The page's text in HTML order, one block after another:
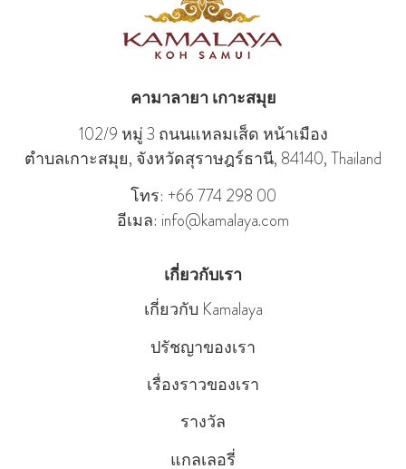
คามาลายา เกาะสมุย
102/9 หมู่ 3 ถนนแหลมเส็ด หน้าเมือง
ตําบลเกาะสมุย, จังหวัดสุราษฎร์ธานี, 84140, Thailand
โทร: +66 774 298 00
อีเมล: info@kamalaya.com
เกี่ยวกับเรา
เกี่ยวกับ Kamalaya
ปรัชญาของเรา
เรื่องราวของเรา
รางวัล
แกลเลอรี่